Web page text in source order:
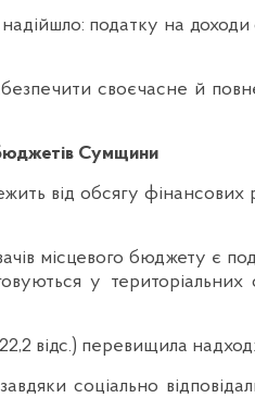
податку на
своєчасне й
Сумщини
від обсягу
місцевого бюджету є
у
відс.) перевищила
соціально